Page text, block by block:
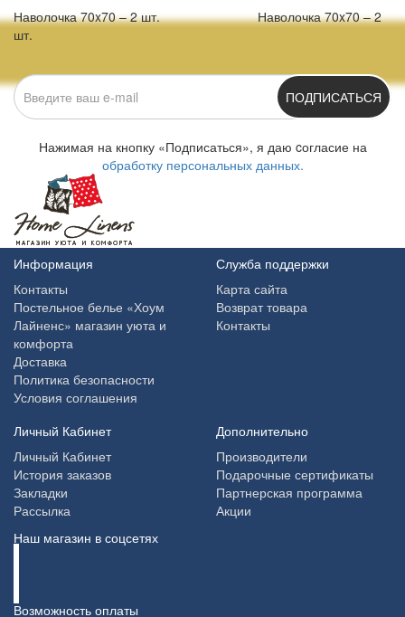
Наволочка 70x70 – 2 шт. Наволочка 70x70 – 2
шт.
ПОДПИСАТЬСЯ
Нажимая на кнопку «Подписаться», я даю cогласие на
обработку персональных данных.
Информация
Контакты
Постельное белье «Хоум
Лайненс» магазин уюта и
комфорта
Доставка
Политика безопасности
Условия соглашения
Служба поддержки
Карта сайта
Возврат товара
Контакты
Личный Кабинет
Личный Кабинет
История заказов
Закладки
Рассылка
Дополнительно
Производители
Подарочные сертификаты
Партнерская программа
Акции
Наш магазин в соцсетях
Возможность оплаты